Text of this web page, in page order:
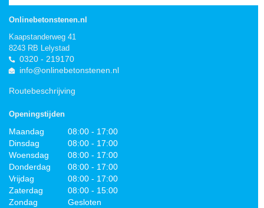
Onlinebetonstenen.nl
Kaapstanderweg 41
8243 RB Lelystad
0320 - 219170
info@onlinebetonstenen.nl
Routebeschrijving
Openingstijden
Maandag
08:00 - 17:00
Dinsdag
08:00 - 17:00
Woensdag
08:00 - 17:00
Donderdag
08:00 - 17:00
Vrijdag
08:00 - 17:00
Zaterdag
08:00 - 15:00
Zondag
Gesloten